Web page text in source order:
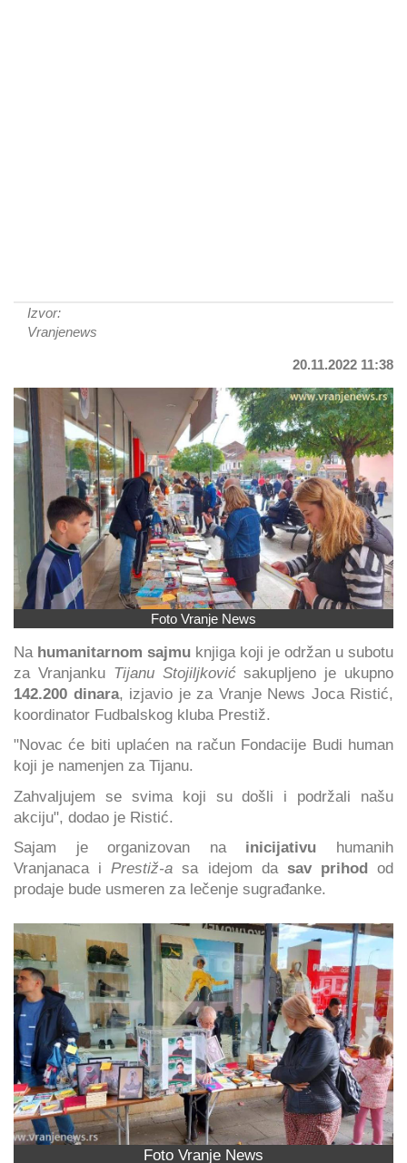
Izvor:
Vranjenews
20.11.2022 11:38
Foto Vranje News
Na humanitarnom sajmu knjiga koji je održan u subotu
za Vranjanku Tijanu Stojiljkovićsakupljeno je ukupno
142.200 dinara, izjavio je za Vranje News Joca Ristić,
koordinator Fudbalskog kluba Prestiž.
"Novac će biti uplaćen na račun Fondacije Budi human
koji je namenjen za Tijanu.
Zahvaljujem se svima koji su došli i podržali našu
akciju", dodao je Ristić.
Sajam je organizovan nainicijativu humanih
Vranjanaca iPrestiž-asa idejom da sav prihod
od
prodaje bude usmeren za lečenje sugrađanke.
Foto Vranje News